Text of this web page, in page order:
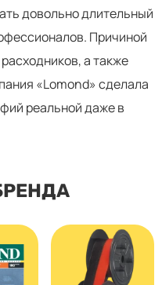
довольно длительный
Причиной
а также
«Lomond» сделала
реальной даже в